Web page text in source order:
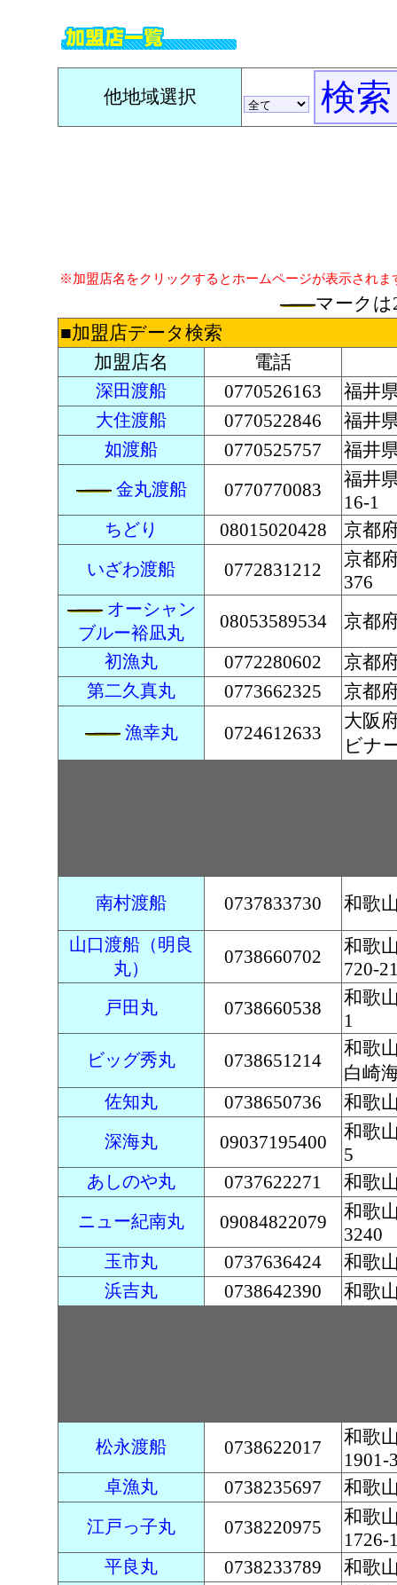
他地域選択
※加盟店名をクリックするとホームページが表示されま
マークは
■加盟店データ検索
加盟店名
電話
深田渡船 0770526163 福井
大住渡船 0770522846 福井
如渡船 0770525757 福井
金丸渡船 0770770083
福井
16-1
ちどり 08015020428 京都
いざわ渡船 0772831212
京都
376
オーシャン
ブルー裕凪丸
08053589534 京都
初漁丸 0772280602 京都
第二久真丸 0773662325 京都
漁幸丸 0724612633
大阪
ビナ
南村渡船 0737833730 和歌
山口渡船（明良
丸）
0738660702
和歌
720-
戸田丸 0738660538
和歌
1
ビッグ秀丸 0738651214
和歌
白崎
佐知丸 0738650736 和歌
深海丸 09037195400
和歌
5
あしのや丸 0737622271 和歌
ニュー紀南丸 09084822079
和歌
3240
玉市丸 0737636424 和歌
浜吉丸 0738642390 和歌
松永渡船 0738622017
和歌
1901-
卓漁丸 0738235697 和歌
江戸っ子丸 0738220975
和歌
1726-
平良丸 0738233789 和歌